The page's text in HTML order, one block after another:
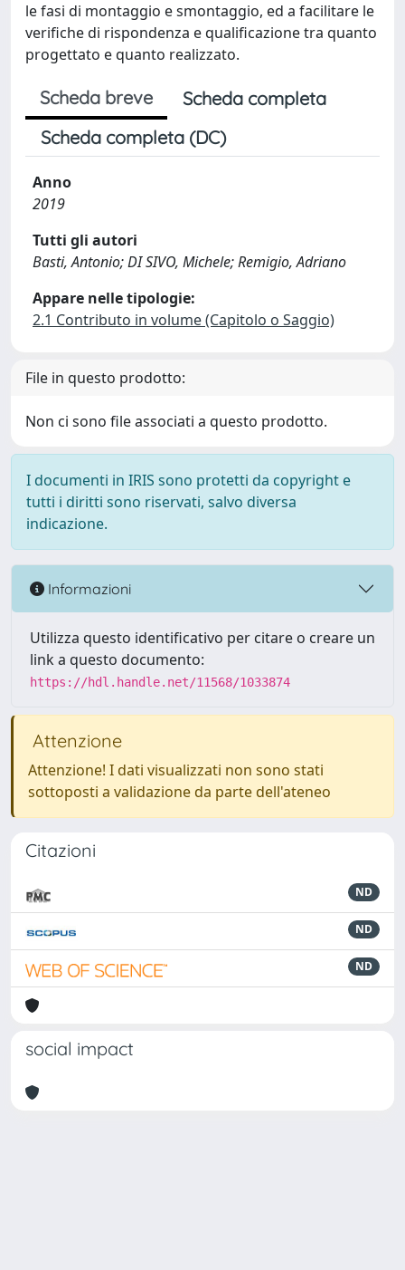
le fasi di montaggio e smontaggio, ed a facilitare le
verifiche di rispondenza e qualificazione tra quanto
progettato e quanto realizzato.
Scheda breve
Scheda completa
Scheda completa (DC)
Anno
2019
Tutti gli autori
Basti, Antonio; DI SIVO, Michele; Remigio, Adriano
Appare nelle tipologie:
2.1 Contributo in volume (Capitolo o Saggio)
File in questo prodotto:
Non ci sono file associati a questo prodotto.
I documenti in IRIS sono protetti da copyright e
tutti i diritti sono riservati, salvo diversa
indicazione.
Informazioni
Utilizza questo identificativo per citare o creare un
link a questo documento:
https://hdl.handle.net/11568/1033874
Attenzione
Attenzione! I dati visualizzati non sono stati
sottoposti a validazione da parte dell'ateneo
Citazioni
ND
ND
ND
social impact